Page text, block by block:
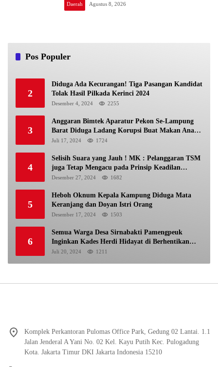
Daerah Agustus 8, 2026
Pos Populer
2
Diduga Ada Kecurangan! Tiga Pasangan Kandidat
Tolak Hasil Pilkada Kerinci 2024
Desember 4, 2024 2255
3
Anggaran Bimtek Aparatur Pekon Se-Lampung
Barat Diduga Ladang Korupsi Buat Makan Anak
Istri
Juli 17, 2024 1724
4
Selisih Suara yang Jauh ! MK : Pelanggaran TSM
juga Tetap Mengacu pada Prinsip Keadilan
Pemilu
Desember 27, 2024 1682
5
Heboh Oknum Kepala Kampung Diduga Mata
Keranjang dan Doyan Istri Orang
Desember 17, 2024 1503
6
Semua Warga Desa Sirnabakti Pamengpeuk
Inginkan Kades Herdi Hidayat di Berhentikan
Dari Jabatan nya
Juli 20, 2024 1211
Komplek Perkantoran Pulomas Office Park, Gedung 02 Lantai. 1.1
Jalan Jenderal A Yani No. 02 Kel. Kayu Putih Kec. Pulogadung
Kota. Jakarta Timur DKI Jakarta Indonesia 15210